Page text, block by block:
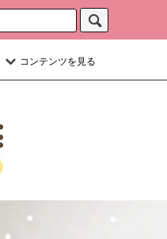
コンテンツを見る